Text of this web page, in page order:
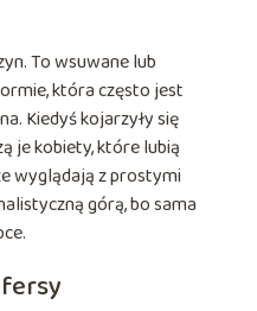
To wsuwane lub
która często jest
Kiedyś kojarzyły się
je kobiety, które lubią
wyglądają z prostymi
górą, bo sama